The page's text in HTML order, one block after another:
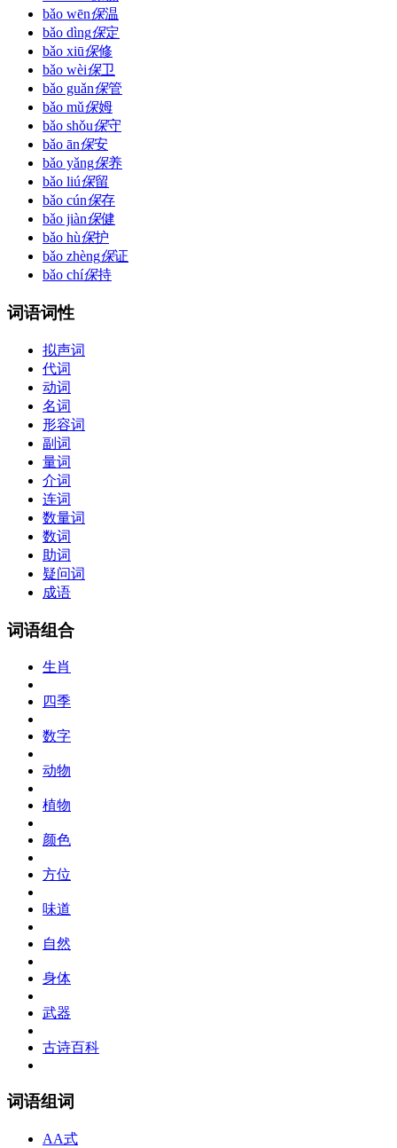
bǎo wēn保温
bǎo dìng保定
bǎo xiū保修
bǎo wèi保卫
bǎo guǎn保管
bǎo mǔ保姆
bǎo shǒu保守
bǎo ān保安
bǎo yǎng保养
bǎo liú保留
bǎo cún保存
bǎo jiàn保健
bǎo hù保护
bǎo zhèng保证
bǎo chí保持
词语词性
拟声词
代词
动词
名词
形容词
副词
量词
介词
连词
数量词
数词
助词
疑问词
成语
词语组合
生肖
四季
数字
动物
植物
颜色
方位
味道
自然
身体
武器
古诗百科
词语组词
AA式